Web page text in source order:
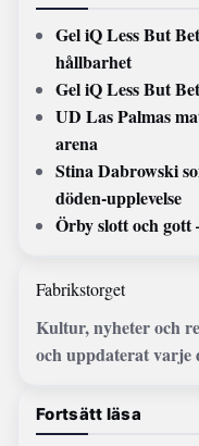
Gel iQ Less But
hållbarhet
Gel iQ Less But
UD Las Palmas
arena
Stina Dabrowski
döden-upplevelse
Örby slott och
Fabrikstorget
Kultur, nyheter och
och uppdaterat varje
Fortsätt läsa